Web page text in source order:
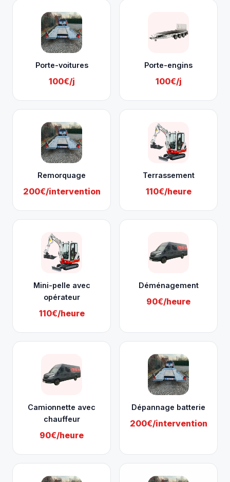
Porte-voitures
100€/j
Porte-engins
100€/j
Remorquage
200€/intervention
Terrassement
110€/heure
Mini-pelle avec
opérateur
110€/heure
Déménagement
90€/heure
Camionnette avec
chauffeur
90€/heure
Dépannage batterie
200€/intervention